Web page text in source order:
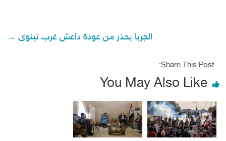
الجربا يحذر من عودة داعش غرب نينوى →
Share This Post:
You May Also Like